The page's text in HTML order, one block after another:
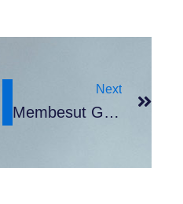
Next
Membesut GRC Demi Cepatnya Bisnis